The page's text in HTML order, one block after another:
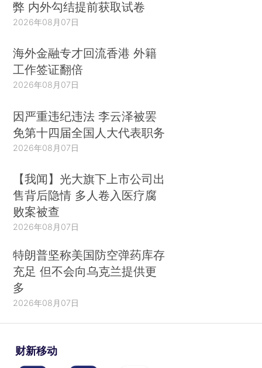
弊 内外勾结提前获取试卷
2026年08月07日
海外金融专才回流香港 外籍
工作签证翻倍
2026年08月07日
因严重违纪违法 李云泽被罢
免第十四届全国人大代表职务
2026年08月07日
【我闻】光大旗下上市公司出
售背后隐情 多人卷入医疗腐
败案被查
2026年08月07日
特朗普坚称美国防空弹药库存
充足 但不会向乌克兰提供更
多
2026年08月07日
财新移动